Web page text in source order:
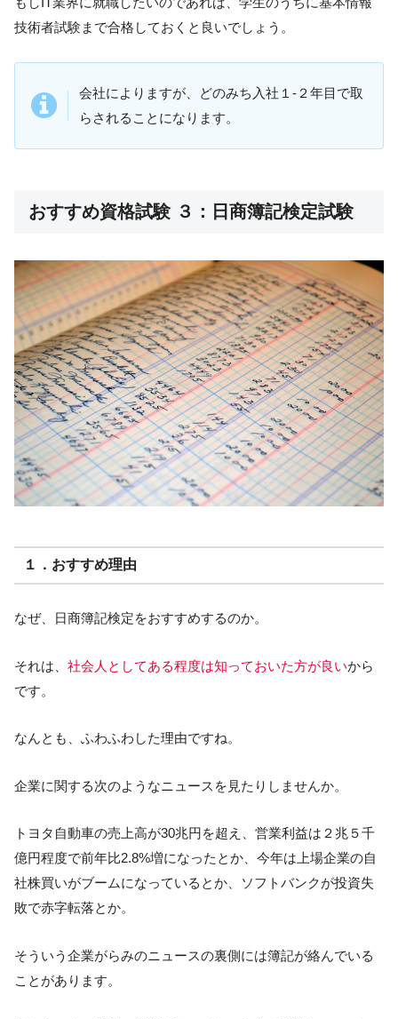
技術者試験まで合格しておくと良いでしょう。
会社によりますが、どのみち入社１-２年目で取
らされることになります。
おすすめ資格試験 ３：日商簿記検定試験
１．おすすめ理由
なぜ、日商簿記検定をおすすめするのか。
それは、 社会人としてある程度は知っておいた方が良いから
です。
なんとも、ふわふわした理由ですね。
企業に関する次のようなニュースを見たりしませんか。
トヨタ自動車の売上高が30兆円を超え、営業利益は２兆５千
億円程度で前年比2.8%増になったとか、今年は上場企業の自
社株買いがブームになっているとか、ソフトバンクが投資失
敗で赤字転落とか。
そういう企業がらみのニュースの裏側には簿記が絡んでいる
ことがあります。